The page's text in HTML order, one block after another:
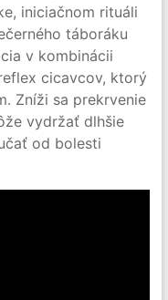
iniciačnom rituáli
táboráku
v kombinácii
cicavcov, ktorý
Zníži sa prekrvenie
vydržať dlhšie
od bolesti